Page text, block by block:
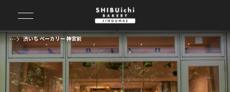
渋いち ベーカリー 神宮前